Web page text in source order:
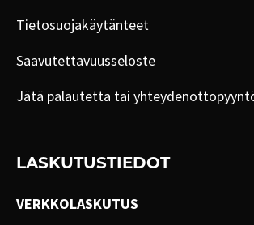
Tietosuojakäytänteet
Saavutettavuusseloste
Jätä palautetta tai
LASKUTUSTIEDOT
VERKKOLASKUTUS